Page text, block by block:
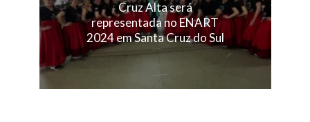
Cruz Alta será
representada no ENART
2024 em Santa Cruz do Sul